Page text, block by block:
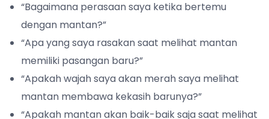
“Bagaimana perasaan saya ketika bertemu
dengan mantan?”
“Apa yang saya rasakan saat melihat mantan
memiliki pasangan baru?”
“Apakah wajah saya akan merah saya melihat
mantan membawa kekasih barunya?”
“Apakah mantan akan baik-baik saja saat melihat